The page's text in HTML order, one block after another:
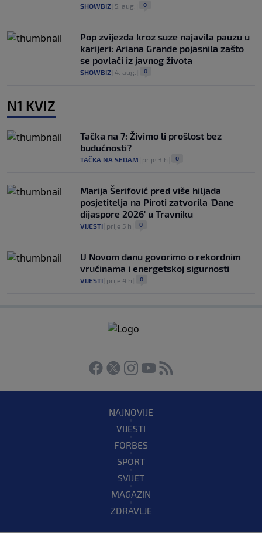
SHOWBIZ 5. aug. 0
Pop zvijezda kroz suze najavila pauzu u
karijeri: Ariana Grande pojasnila zašto
se povlači iz javnog života
SHOWBIZ 4. aug. 0
N1 KVIZ
Tačka na 7: Živimo li prošlost bez
budućnosti?
TAČKA NA SEDAM prije 3 h 0
Marija Šerifović pred više hiljada
posjetitelja na Piroti zatvorila 'Dane
dijaspore 2026' u Travniku
VIJESTI prije 5 h 0
U Novom danu govorimo o rekordnim
vrućinama i energetskoj sigurnosti
VIJESTI prije 4 h 0
NAJNOVIJE
VIJESTI
FORBES
SPORT
SVIJET
MAGAZIN
ZDRAVLJE